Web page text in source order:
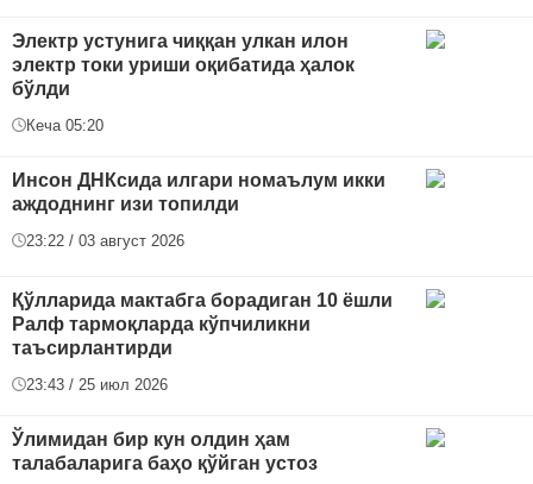
Электр устунига чиққан улкан илон
электр токи уриши оқибатида ҳалок
бўлди
Кеча 05:20
Инсон ДНКсида илгари номаълум икки
аждоднинг изи топилди
23:22 / 03 август 2026
Қўлларида мактабга борадиган 10 ёшли
Ралф тармоқларда кўпчиликни
таъсирлантирди
23:43 / 25 июл 2026
Ўлимидан бир кун олдин ҳам
талабаларига баҳо қўйган устоз